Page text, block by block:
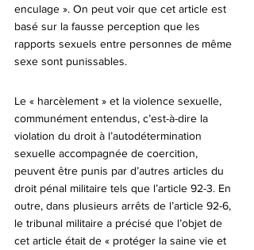
enculage ». On peut voir que cet article est
basé sur la fausse perception que les
rapports sexuels entre personnes de même
sexe sont punissables.
Le « harcèlement » et la violence sexuelle,
communément entendus, c’est-à-dire la
violation du droit à l’autodétermination
sexuelle accompagnée de coercition,
peuvent être punis par d’autres articles du
droit pénal militaire tels que l’article 92-3. En
outre, dans plusieurs arrêts de l’article 92-6,
le tribunal militaire a précisé que l’objet de
cet article était de « protéger la saine vie et